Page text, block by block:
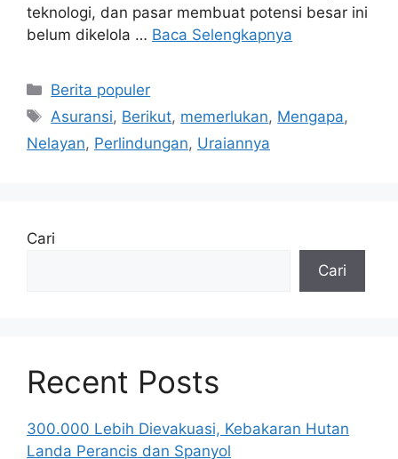
teknologi, dan pasar membuat potensi besar ini
belum dikelola … Baca Selengkapnya
Kategori
Berita populer
Tag
Asuransi, Berikut, memerlukan, Mengapa,
Nelayan, Perlindungan, Uraiannya
Cari
Cari
Recent Posts
300.000 Lebih Dievakuasi, Kebakaran Hutan
Landa Perancis dan Spanyol